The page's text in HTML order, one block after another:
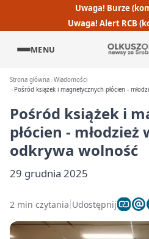
Uwaga! Burze
Uwaga! Alert RCB
MENU
Strona główna Wiadomości
Pośród książek i magnetycznych płócien -
Pośród książek i
płócien -
odkrywa wolność
29 grudnia 2025
2 min czytania Udostępnij